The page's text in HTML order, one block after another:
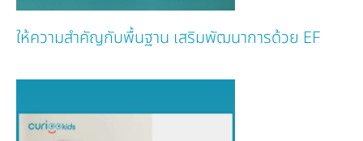
ให้ความสำคัญกับพื้นฐาน เสริมพัฒนาการด้วย EF